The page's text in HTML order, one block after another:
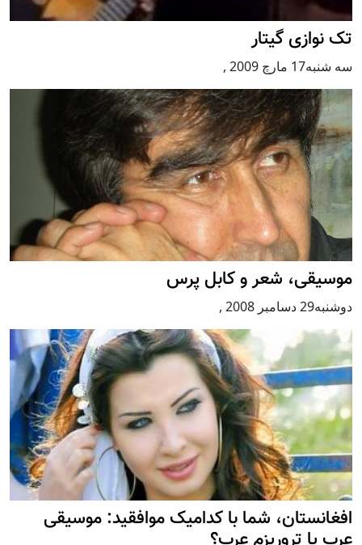
تک نوازی گيتار
سه شنبه17 مارچ 2009 ,
موسیقی، شعر و کابل پرس
دوشنبه29 دسامبر 2008 ,
افغانستان، شما با کداميک موافقید: موسیقی